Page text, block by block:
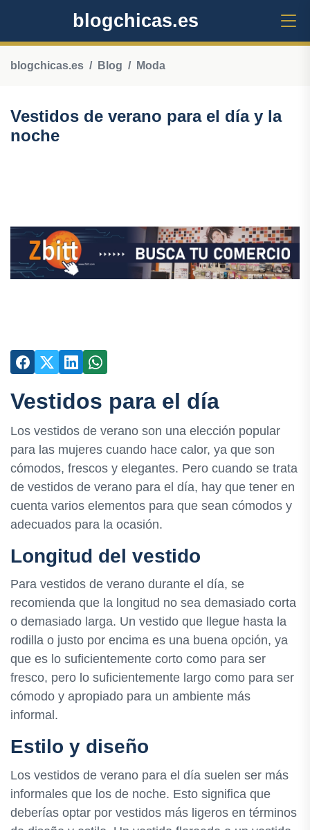
blogchicas.es
blogchicas.es Blog Moda
Vestidos de verano para el día y la
noche
Vestidos para el día
Los vestidos de verano son una elección popular
para las mujeres cuando hace calor, ya que son
cómodos, frescos y elegantes. Pero cuando se trata
de vestidos de verano para el día, hay que tener en
cuenta varios elementos para que sean cómodos y
adecuados para la ocasión.
Longitud del vestido
Para vestidos de verano durante el día, se
recomienda que la longitud no sea demasiado corta
o demasiado larga. Un vestido que llegue hasta la
rodilla o justo por encima es una buena opción, ya
que es lo suficientemente corto como para ser
fresco, pero lo suficientemente largo como para ser
cómodo y apropiado para un ambiente más
informal.
Estilo y diseño
Los vestidos de verano para el día suelen ser más
informales que los de noche. Esto significa que
deberías optar por vestidos más ligeros en términos